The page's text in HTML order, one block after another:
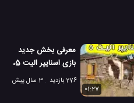
معرفی بخش جدید
بازی اسنایپر الیت 5،
به نام نیروی فرود
276 بازدید
3 سال پیش
01:27